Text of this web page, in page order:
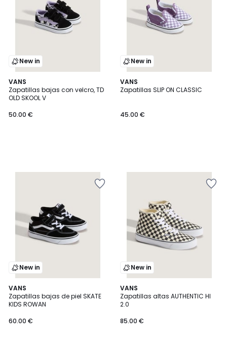
New in
VANS
Zapatillas bajas con velcro, TD
OLD SKOOL V
50.00 €
New in
VANS
Zapatillas SLIP ON CLASSIC
45.00 €
New in
VANS
Zapatillas bajas de piel SKATE
KIDS ROWAN
60.00 €
2
Colores
New in
VANS
Zapatillas altas AUTHENTIC HI
2.0
85.00 €
3,9
/ 5